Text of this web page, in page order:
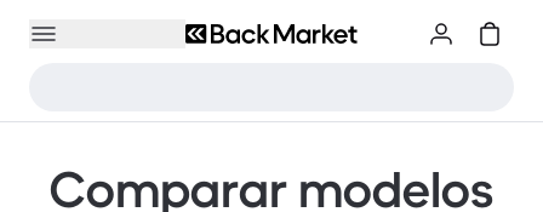
Comparar modelos